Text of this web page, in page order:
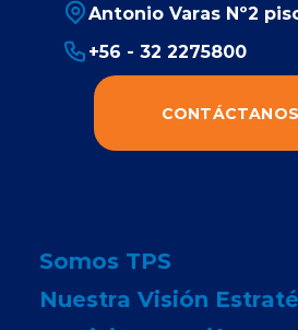
Antonio Varas Nº2
+56 - 32 2275800
CONTÁCTANOS
Somos TPS
Nuestra Visión